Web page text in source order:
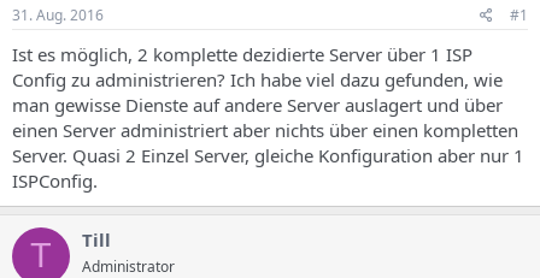
e
r
e
s
T
h
e
m
a
s
n
s
d
a
t
m
31. Aug. 2016 #1
Ist es möglich, 2 komplette dezidierte Server über 1 ISP
Config zu administrieren? Ich habe viel dazu gefunden, wie
man gewisse Dienste auf andere Server auslagert und über
einen Server administriert aber nichts über einen kompletten
Server. Quasi 2 Einzel Server, gleiche Konfiguration aber nur 1
ISPConfig.
T Till
Administrator